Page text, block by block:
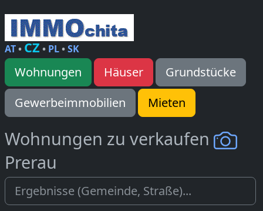
AT• CZ • PL•SK
Wohnungen Häuser
Grundstücke
Gewerbeimmobilien
Mieten
Wohnungen zu verkaufen
Prerau